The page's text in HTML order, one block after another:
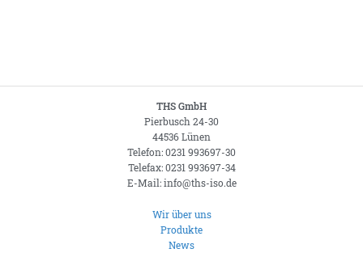
THS GmbH
Pierbusch 24-30
44536 Lünen
Telefon: 0231 993697-30
Telefax: 0231 993697-34
E-Mail: info@ths-iso.de
Wir über uns
Produkte
News